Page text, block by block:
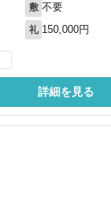
敷 不要
礼 150,000円
詳細を見る